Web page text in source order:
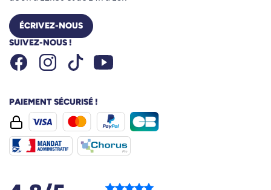
ÉCRIVEZ-NOUS
SUIVEZ-NOUS !
FacebookInstagramTiktok Youtube
PAIEMENT SÉCURISÉ !